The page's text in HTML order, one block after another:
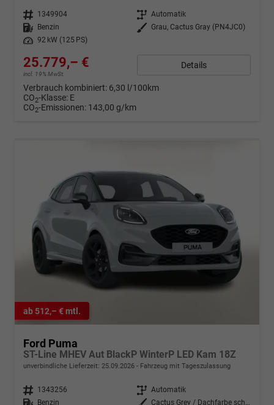
Fahrzeugnr. 1349904 Getriebe Automatik
Kraftstoff
Benzin Außenfarbe
Grau, Cactus Gray (PN4JC0)
Leistung
92 kW (125 PS)
25.779,– €
incl. 19% MwSt.
Details
Verbrauch kombiniert: 6,30 l/100km
CO2-Klasse: E
CO2-Emissionen: 143,00 g/km
ab 512,– € mtl.
Ford Puma
ST-Line MHEV Aut BlackP WinterP LED Kam 18Z
unverbindliche Lieferzeit: 25.09.2026 Fahrzeug mit Tageszulassung
Fahrzeugnr. 1343256 Getriebe Automatik
Kraftstoff
Benzin Außenfarbe Cactus Grey / Dachfarbe schwarz